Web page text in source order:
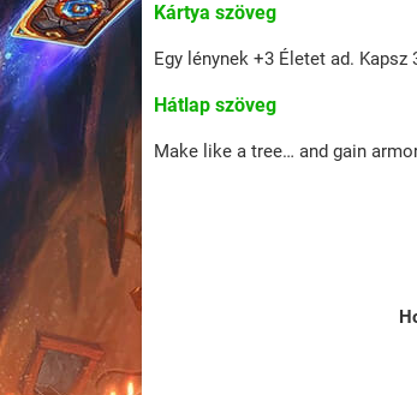
Kártya szöveg
Egy lénynek +3 Életet ad. Kapsz
Hátlap szöveg
Make like a tree… and gain